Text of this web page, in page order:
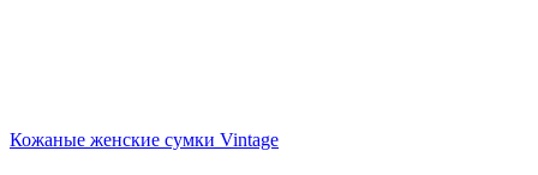
Кожаные женские сумки Vintage